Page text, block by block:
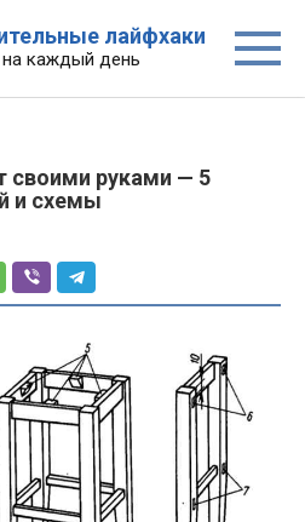
лайфхаки
каждый день
своими руками — 5
и схемы